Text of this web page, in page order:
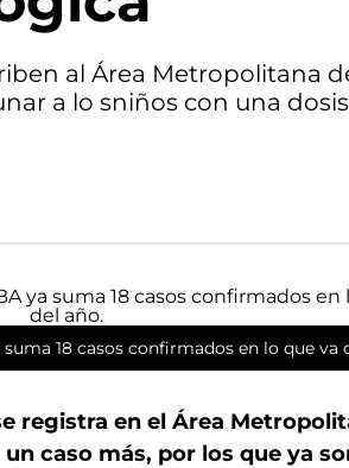
al Área Metropolitana
a lo sniños con una
18 casos confirmados en lo que va
registra en el Área
caso más, por los que ya